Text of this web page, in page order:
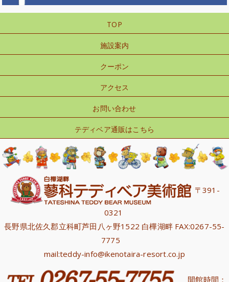
TOP
施設案内
クーポン
アクセス
お問い合わせ
テディベア通販はこちら
〒391-
0321
長野県北佐久郡立科町芦田八ヶ野1522 白樺湖畔 FAX:0267-55-
7775
mail:teddy-info@ikenotaira-resort.co.jp
開館時間：